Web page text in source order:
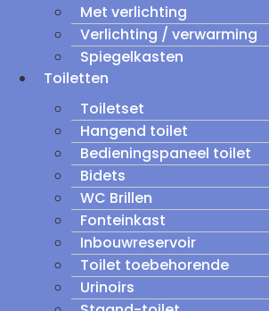
Met verlichting
Verlichting / verwarming
Spiegelkasten
Toiletten
Toiletset
Hangend toilet
Bedieningspaneel toilet
Bidets
WC Brillen
Fonteinkast
Inbouwreservoir
Toilet toebehorende
Urinoirs